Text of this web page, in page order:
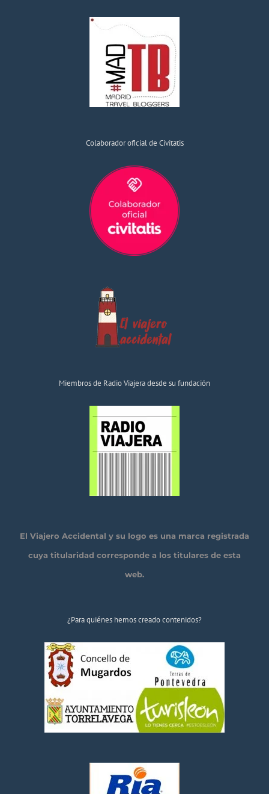
Colaborador oficial de Civitatis
Miembros de Radio Viajera desde su fundación
El Viajero Accidental y su logo es una marca registrada
cuya titularidad corresponde a los titulares de esta
web.
¿Para quiénes hemos creado contenidos?